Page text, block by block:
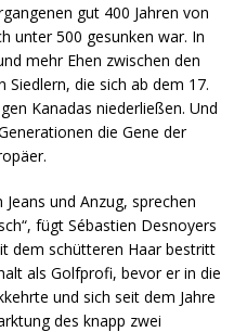
gut 400 Jahren von
unter 500 gesunken war. In
mehr Ehen zwischen den
Siedlern, die sich ab dem 17.
Kanadas niederließen. Und
die Gene der
und Anzug, sprechen
fügt Sébastien Desnoyers
dem schütteren Haar bestritt
als Golfprofi, bevor er in die
und sich seit dem Jahre
des knapp zwei